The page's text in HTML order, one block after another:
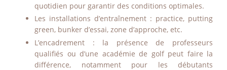
quotidien pour garantir des conditions optimales.
Les installations d’entraînement : practice, putting
green, bunker d’essai, zone d’approche, etc.
L’encadrement : la présence de professeurs
qualifiés ou d’une académie de golf peut faire la
différence, notamment pour les débutants